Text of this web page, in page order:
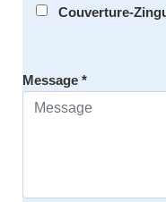
Couverture-
Message *